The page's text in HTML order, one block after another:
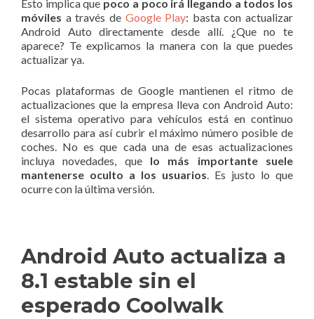
Esto implica que poco a poco irá llegando a todos los
móviles a través de Google Play: basta con actualizar
Android Auto directamente desde allí. ¿Que no te
aparece? Te explicamos la manera con la que puedes
actualizar ya.
Pocas plataformas de Google mantienen el ritmo de
actualizaciones que la empresa lleva con Android Auto:
el sistema operativo para vehículos está en continuo
desarrollo para así cubrir el máximo número posible de
coches. No es que cada una de esas actualizaciones
incluya novedades, que lo más importante suele
mantenerse oculto a los usuarios. Es justo lo que
ocurre con la última versión.
Android Auto actualiza a
8.1 estable sin el
esperado Coolwalk